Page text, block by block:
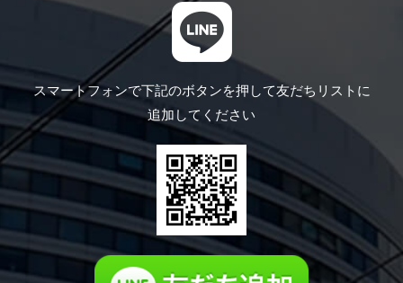
スマートフォンで下記のボタンを押して友だちリストに
追加してください